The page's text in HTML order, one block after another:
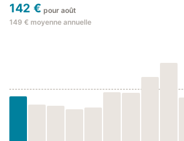
142 € pour août
149 € moyenne annuelle